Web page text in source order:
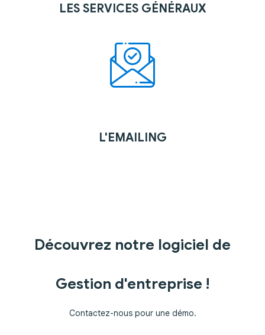
LES SERVICES GÉNÉRAUX
L'EMAILING
Découvrez notre logiciel de
Gestion d'entreprise !
Contactez-nous pour une démo.